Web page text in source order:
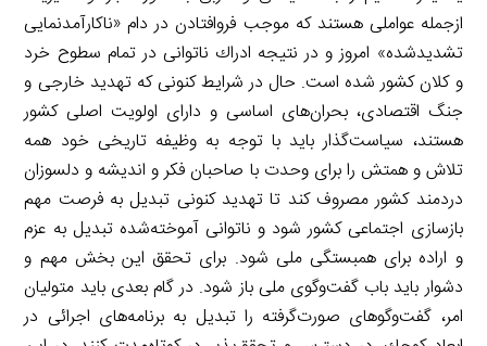
ازجمله عواملی هستند كه موجب فروافتادن در دام «ناكارآمدنمایی
تشدیدشده» امروز و در نتیجه ادراك ناتوانی در تمام سطوح خرد
و كلان كشور شده است. حال در شرایط كنونی كه تهدید خارجی و
جنگ اقتصادی، بحران‌های اساسی و دارای اولویت اصلی كشور
هستند، سیاست‌گذار باید با توجه به وظیفه تاریخی خود همه
تلاش و همتش را برای وحدت با صاحبان فكر و اندیشه و دلسوزان
دردمند كشور مصروف كند تا تهدید كنونی تبدیل به فرصت مهم
بازسازی اجتماعی كشور شود و ناتوانی آموخته‌شده تبدیل به عزم
و اراده برای همبستگی ملی شود. برای تحقق این بخش مهم و
دشوار باید باب گفت‌وگوی ملی باز شود. در گام بعدی باید متولیان
امر، گفت‌وگوهای صورت‌گرفته را تبدیل به برنامه‌های اجرائی در